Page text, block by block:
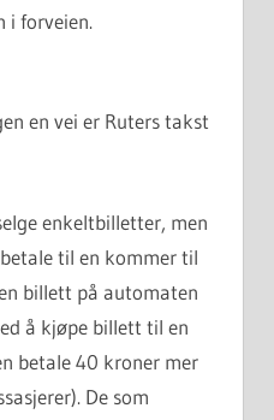
i forveien.
en vei er Ruters takst
enkeltbilletter, men
til en kommer til
billett på automaten
å kjøpe billett til en
betale 40 kroner mer
De som